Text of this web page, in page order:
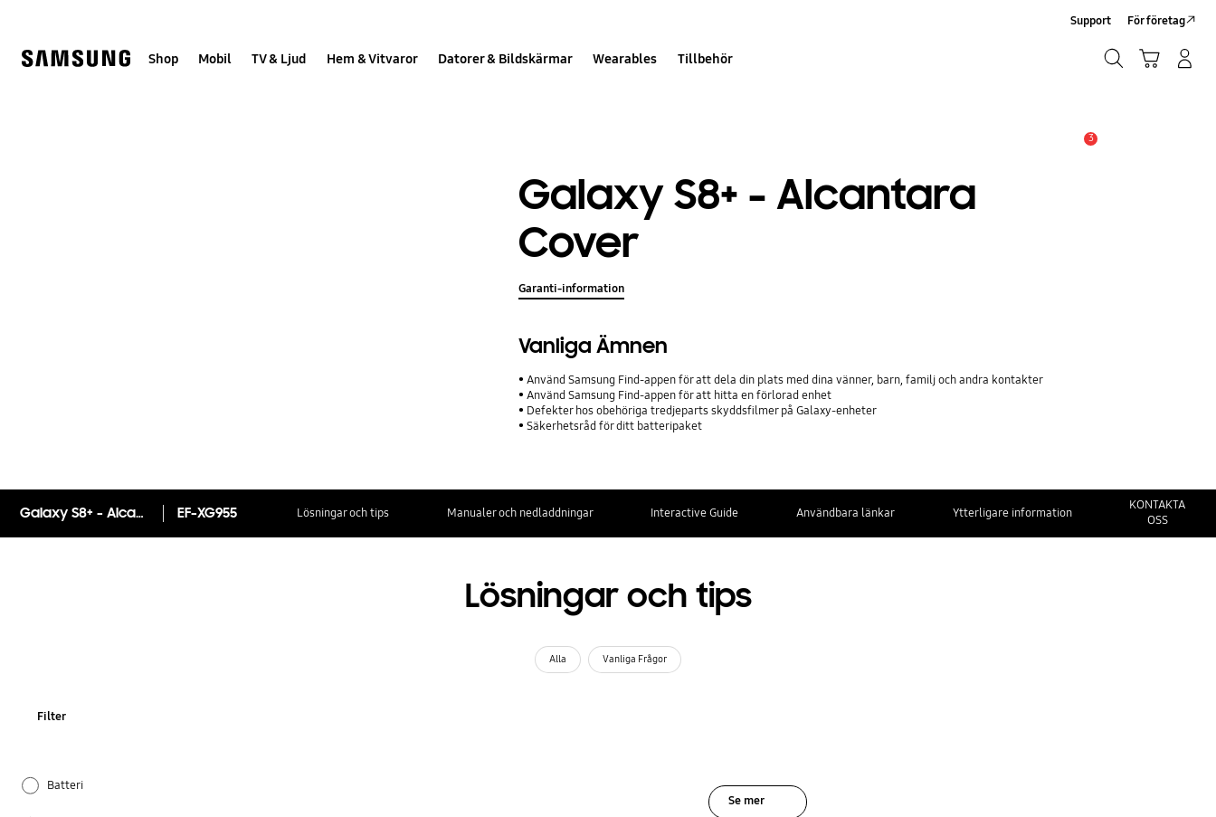
help
Shop Mobil TV & Ljud Hem & Vitvaror Datorer & Bildskärmar Wearables Tillbehör
Support För företag
3
Galaxy S8+ - Alcantara
Cover
Garanti-information
Vanliga Ämnen
Använd Samsung Find-appen för att dela din plats med dina vänner, barn, familj och andra kontakter
Använd Samsung Find-appen för att hitta en förlorad enhet
Defekter hos obehöriga tredjeparts skyddsfilmer på Galaxy-enheter
Säkerhetsråd för ditt batteripaket
Galaxy S8+ - Alcantara Cover EF-XG955 Lösningar och tips Manualer och nedladdningar Interactive Guide Användbara länkar Ytterligare information
KONTAKTA
OSS
Lösningar och tips
Alla Vanliga Frågor
Filter
Batteri
Se mer